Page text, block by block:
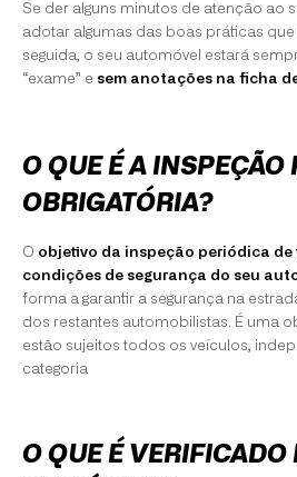
Se der alguns minutos de atenção ao
adotar algumas das boas práticas
seguida, o seu automóvel estará
“exame” e sem anotações na ficha
O QUE É A INSPEÇÃO
OBRIGATÓRIA?
O objetivo da inspeção periódica de
condições de segurança do seu
forma a garantir a segurança na
dos restantes automobilistas. É uma
estão sujeitos todos os veículos,
categoria
O QUE É